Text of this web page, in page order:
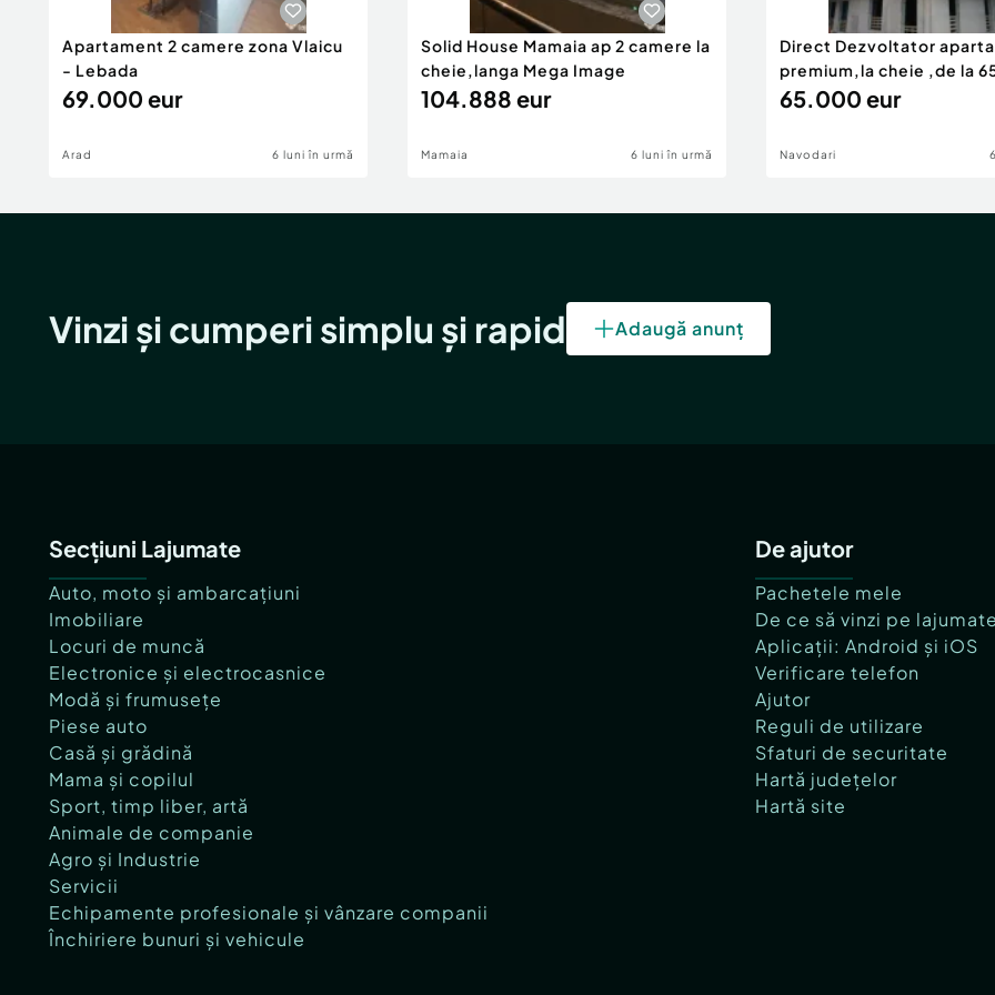
Id intern: P17426
Confort:1
Apartament 2 camere zona Vlaicu
- Lebada
69.000 eur
Arad 6 luni în urmă
Solid House Mamaia ap 2 camere la
cheie,langa Mega Image
104.888 eur
Mamaia 6 luni în urmă
Direct Dezvoltator
premium,la cheie ,de la
eur
65.000 eur
Navodari
Vinzi și cumperi simplu și rapid Adaugă anunț
Secțiuni Lajumate
Auto, moto și ambarcațiuni
Imobiliare
Locuri de muncă
Electronice și electrocasnice
Modă și frumusețe
Piese auto
Casă și grădină
Mama și copilul
Sport, timp liber, artă
Animale de companie
Agro și Industrie
Servicii
Echipamente profesionale și vânzare companii
Închiriere bunuri și vehicule
De ajutor
Pachetele mele
De ce să vinzi pe
Aplicații: Android și iOS
Verificare telefon
Ajutor
Reguli de utilizare
Sfaturi de securitate
Hartă județelor
Hartă site